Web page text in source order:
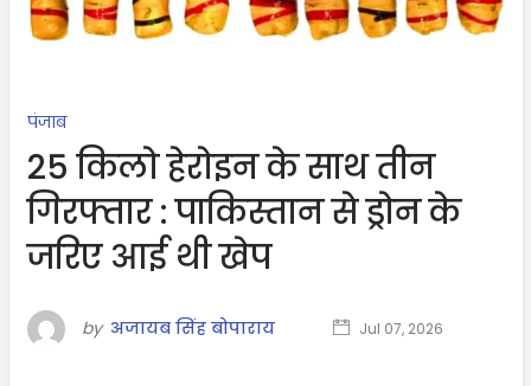
पंजाब
25 किलो हेरोइन के साथ तीन
गिरफ्तार : पाकिस्तान से ड्रोन के
जरिए आई थी खेप
by अजायब सिंह बोपाराय Jul 07, 2026